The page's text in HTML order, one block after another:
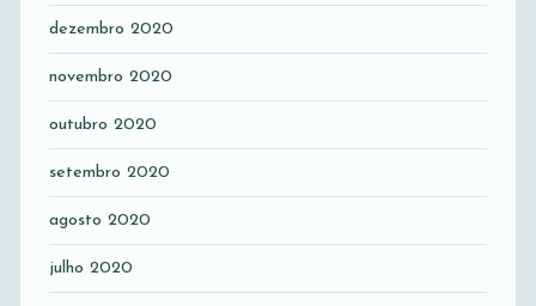
dezembro 2020
novembro 2020
outubro 2020
setembro 2020
agosto 2020
julho 2020